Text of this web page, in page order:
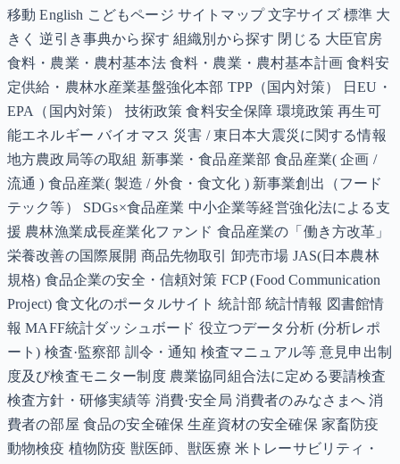
移動 English こどもページ サイトマップ 文字サイズ 標準 大
きく 逆引き事典から探す 組織別から探す 閉じる 大臣官房
食料・農業・農村基本法 食料・農業・農村基本計画 食料安
定供給・農林水産業基盤強化本部 TPP（国内対策） 日EU・
EPA（国内対策） 技術政策 食料安全保障 環境政策 再生可
能エネルギー バイオマス 災害 / 東日本大震災に関する情報
地方農政局等の取組 新事業・食品産業部 食品産業( 企画 /
流通 ) 食品産業( 製造 / 外食・食文化 ) 新事業創出（フード
テック等） SDGs×食品産業 中小企業等経営強化法による支
援 農林漁業成長産業化ファンド 食品産業の「働き方改革」
栄養改善の国際展開 商品先物取引 卸売市場 JAS(日本農林
規格) 食品企業の安全・信頼対策 FCP (Food Communication
Project) 食文化のポータルサイト 統計部 統計情報 図書館情
報 MAFF統計ダッシュボード 役立つデータ分析 (分析レポ
ート) 検査·監察部 訓令・通知 検査マニュアル等 意見申出制
度及び検査モニター制度 農業協同組合法に定める要請検査
検査方針・研修実績等 消費·安全局 消費者のみなさまへ 消
費者の部屋 食品の安全確保 生産資材の安全確保 家畜防疫
動物検疫 植物防疫 獣医師、獣医療 米トレーサビリティ・